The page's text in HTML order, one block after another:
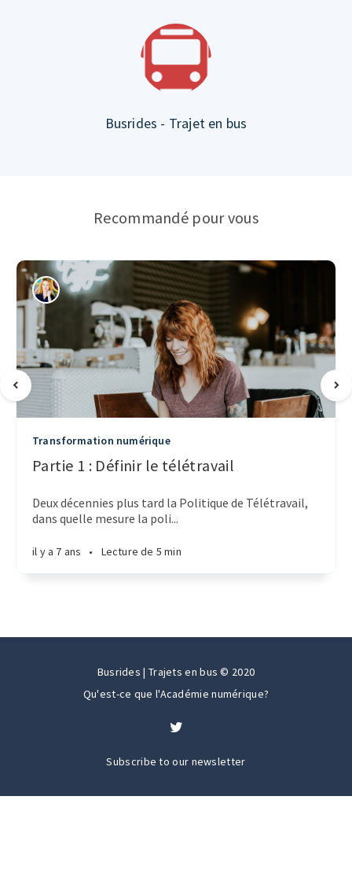
Busrides - Trajet en bus
Recommandé pour vous
Transformation numérique
Partie 1 : Définir le télétravail
Deux décennies plus tard la Politique de Télétravail,
dans quelle mesure la poli...
il y a 7 ans • Lecture de 5 min
Busrides | Trajets en bus © 2020
Qu'est-ce que l'Académie numérique?
Subscribe to our newsletter